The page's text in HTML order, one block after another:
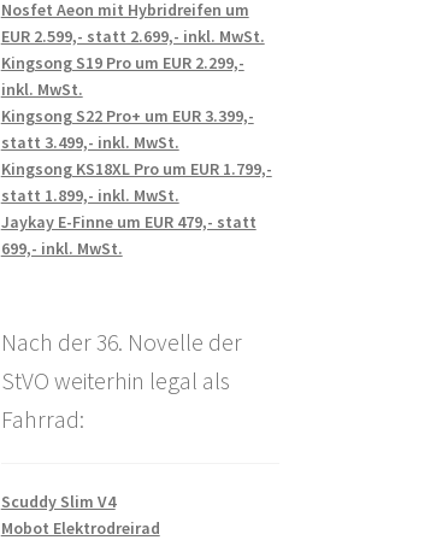
Nosfet Aeon mit Hybridreifen um
EUR 2.599,- statt 2.699,- inkl. MwSt.
Kingsong S19 Pro um EUR 2.299,-
inkl. MwSt.
Kingsong S22 Pro+ um EUR 3.399,-
statt 3.499,- inkl. MwSt.
Kingsong KS18XL Pro um EUR 1.799,-
statt 1.899,- inkl. MwSt.
Jaykay E-Finne um EUR 479,- statt
699,- inkl. MwSt.
Nach der 36. Novelle der
StVO weiterhin legal als
Fahrrad:
Scuddy Slim V4
Mobot Elektrodreirad